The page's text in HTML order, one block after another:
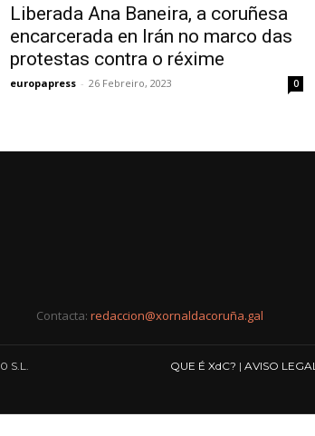
Liberada Ana Baneira, a coruñesa
encarcerada en Irán no marco das
protestas contra o réxime
europapress - 26 Febreiro, 2023 0
Contacta: redaccion@xornaldacoruña.gal
QUE É XdC? | AVISO LEGAL